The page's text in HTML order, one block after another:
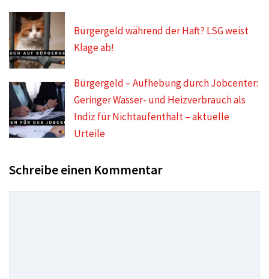
Bürgergeld während der Haft? LSG weist
Klage ab!
Bürgergeld – Aufhebung durch Jobcenter:
Geringer Wasser- und Heizverbrauch als
Indiz für Nichtaufenthalt – aktuelle
Urteile
Schreibe einen Kommentar